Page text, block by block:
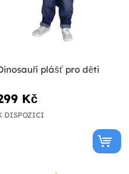
plášť pro děti
Kč
DISPOZICI